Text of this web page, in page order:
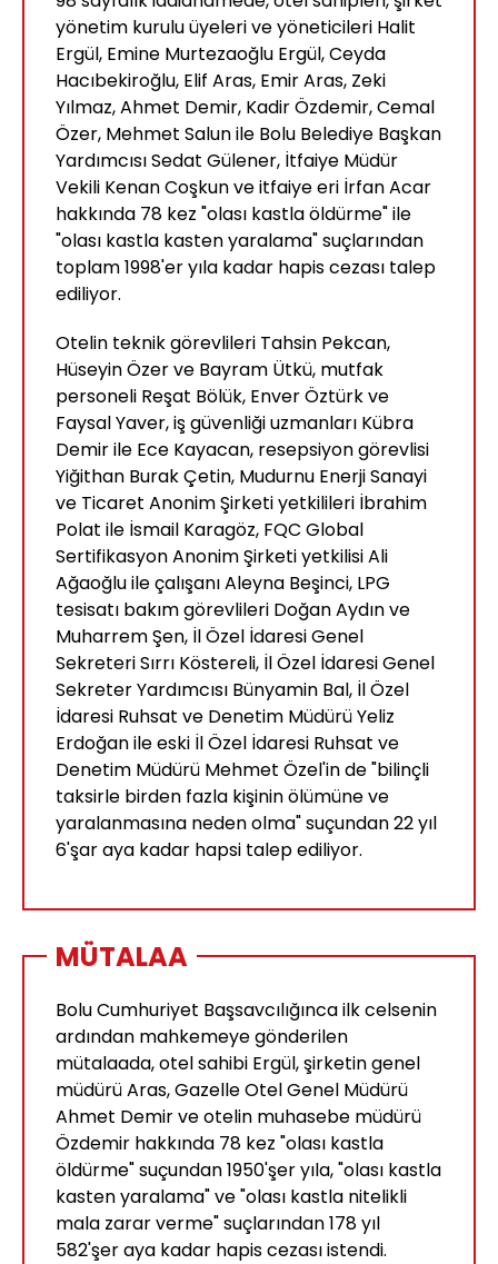
yönetim kurulu üyeleri ve yöneticileri Halit
Ergül, Emine Murtezaoğlu Ergül, Ceyda
Hacıbekiroğlu, Elif Aras, Emir Aras, Zeki
Yılmaz, Ahmet Demir, Kadir Özdemir, Cemal
Özer, Mehmet Salun ile Bolu Belediye Başkan
Yardımcısı Sedat Gülener, İtfaiye Müdür
Vekili Kenan Coşkun ve itfaiye eri İrfan Acar
hakkında 78 kez "olası kastla öldürme" ile
"olası kastla kasten yaralama" suçlarından
toplam 1998'er yıla kadar hapis cezası talep
ediliyor.
Otelin teknik görevlileri Tahsin Pekcan,
Hüseyin Özer ve Bayram Ütkü, mutfak
personeli Reşat Bölük, Enver Öztürk ve
Faysal Yaver, iş güvenliği uzmanları Kübra
Demir ile Ece Kayacan, resepsiyon görevlisi
Yiğithan Burak Çetin, Mudurnu Enerji Sanayi
ve Ticaret Anonim Şirketi yetkilileri İbrahim
Polat ile İsmail Karagöz, FQC Global
Sertifikasyon Anonim Şirketi yetkilisi Ali
Ağaoğlu ile çalışanı Aleyna Beşinci, LPG
tesisatı bakım görevlileri Doğan Aydın ve
Muharrem Şen, İl Özel İdaresi Genel
Sekreteri Sırrı Köstereli, İl Özel İdaresi Genel
Sekreter Yardımcısı Bünyamin Bal, İl Özel
İdaresi Ruhsat ve Denetim Müdürü Yeliz
Erdoğan ile eski İl Özel İdaresi Ruhsat ve
Denetim Müdürü Mehmet Özel'in de "bilinçli
taksirle birden fazla kişinin ölümüne ve
yaralanmasına neden olma" suçundan 22 yıl
6'şar aya kadar hapsi talep ediliyor.
MÜTALAA
Bolu Cumhuriyet Başsavcılığınca ilk celsenin
ardından mahkemeye gönderilen
mütalaada, otel sahibi Ergül, şirketin genel
müdürü Aras, Gazelle Otel Genel Müdürü
Ahmet Demir ve otelin muhasebe müdürü
Özdemir hakkında 78 kez "olası kastla
öldürme" suçundan 1950'şer yıla, "olası kastla
kasten yaralama" ve "olası kastla nitelikli
mala zarar verme" suçlarından 178 yıl
582'şer aya kadar hapis cezası istendi.